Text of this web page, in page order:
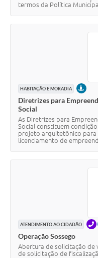
termos da Política Municipal
HABITAÇÃO E MORADIA
Diretrizes para
Social
As Diretrizes para
Social constituem
projeto arquitetônico para
licenciamento de
ATENDIMENTO AO CIDADÃO
Operação Sossego
Abertura de solicitação de
de solicitação de